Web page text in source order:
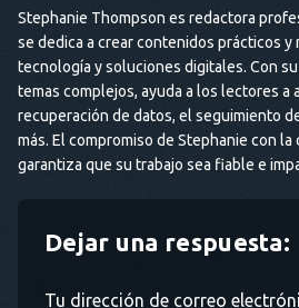
Stephanie Thompson es redactora
se dedica a crear contenidos prácticos
tecnología y soluciones digitales. Con
temas complejos, ayuda a los lectores a
recuperación de datos, el seguimiento
más. El compromiso de Stephanie con la
garantiza que su trabajo sea fiable e
Dejar una respuesta:
Tu dirección de correo